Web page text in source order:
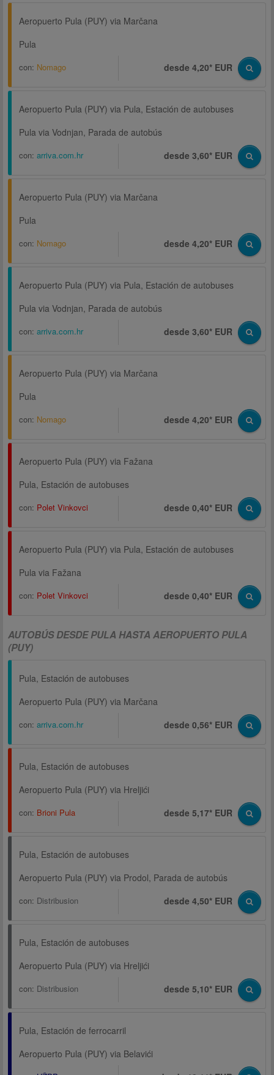
Aeropuerto Pula (PUY) via Marčana
Pula
con: Nomago desde 4,20* EUR
Aeropuerto Pula (PUY) via Pula, Estación de autobuses
Pula via Vodnjan, Parada de autobús
con: arriva.com.hr desde 3,60* EUR
Aeropuerto Pula (PUY) via Marčana
Pula
con: Nomago desde 4,20* EUR
Aeropuerto Pula (PUY) via Pula, Estación de autobuses
Pula via Vodnjan, Parada de autobús
con: arriva.com.hr desde 3,60* EUR
Aeropuerto Pula (PUY) via Marčana
Pula
con: Nomago desde 4,20* EUR
Aeropuerto Pula (PUY) via Fažana
Pula, Estación de autobuses
con: Polet Vinkovci desde 0,40* EUR
Aeropuerto Pula (PUY) via Pula, Estación de autobuses
Pula via Fažana
con: Polet Vinkovci desde 0,40* EUR
AUTOBÚS DESDE PULA HASTA AEROPUERTO PULA
(PUY)
Pula, Estación de autobuses
Aeropuerto Pula (PUY) via Marčana
con: arriva.com.hr desde 0,56* EUR
Pula, Estación de autobuses
Aeropuerto Pula (PUY) via Hreljići
con: Brioni Pula desde 5,17* EUR
Pula, Estación de autobuses
Aeropuerto Pula (PUY) via Prodol, Parada de autobús
con: Distribusion desde 4,50* EUR
Pula, Estación de autobuses
Aeropuerto Pula (PUY) via Hreljići
con: Distribusion desde 5,10* EUR
Pula, Estación de ferrocarril
Aeropuerto Pula (PUY) via Belavići